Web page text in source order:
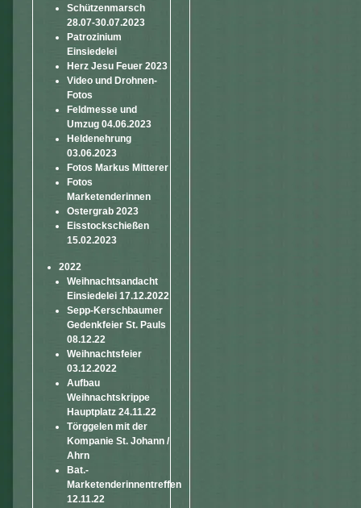
Schützenmarsch
28.07-30.07.2023
Patrozinium
Einsiedelei
Herz Jesu Feuer 2023
Video und Drohnen-
Fotos
Feldmesse und
Umzug 04.06.2023
Heldenehrung
03.06.2023
Fotos Markus Mitterer
Fotos
Marketenderinnen
Ostergrab 2023
Eisstockschießen
15.02.2023
2022
Weihnachtsandacht
Einsiedelei 17.12.2022
Sepp-Kerschbaumer
Gedenkfeier St. Pauls
08.12.22
Weihnachtsfeier
03.12.2022
Aufbau
Weihnachtskrippe
Hauptplatz 24.11.22
Törggelen mit der
Kompanie St. Johann /
Ahrn
Bat.-
Marketenderinnentreffen
12.11.22